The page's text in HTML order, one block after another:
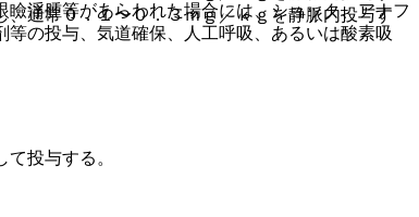
浮腫等があらわれた場合には、ショック、アナフ
の投与、気道確保、人工呼吸、あるいは酸素吸
通常０．１〜０．３ｍｇ／ｋｇを静脈内投与す
投与する。